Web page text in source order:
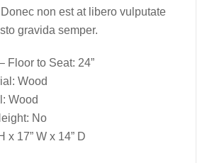
non est at libero vulputate
gravida semper.
Floor to Seat: 24”
Wood
Wood
No
x 17” W x 14” D